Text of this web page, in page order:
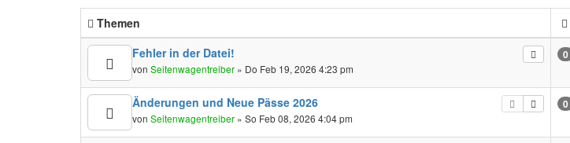
Themen
Fehler in der Datei!
vonSeitenwagentreiber » Do Feb 19, 2026 4:23 pm
0
Änderungen und Neue Pässe 2026
vonSeitenwagentreiber » So Feb 08, 2026 4:04 pm
0